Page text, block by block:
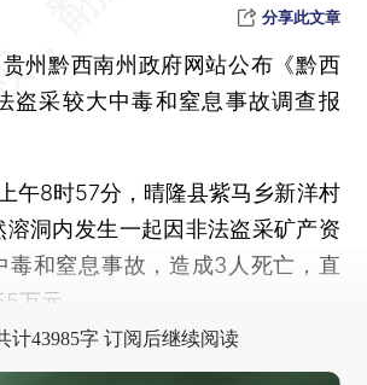
续下调 加满一箱油能少花20元
被曝检出毒性物质，碧芭宝贝、Babycare、好奇紧急回应
国补”，本月底前下达
拥有弹道导弹有点“不公平”
美元
朗普：别来沾边
”来势汹汹 国家安全部发布安全提醒
分享此文章
州黔西南州政府网站公布《黔西
盗采较大中毒和窒息事故调查报
午8时57分，晴隆县紫马乡新洋村
溶洞内发生一起因非法盗采矿产资
毒和窒息事故，造成3人死亡，直
万元。
计43985字 订阅后继续阅读